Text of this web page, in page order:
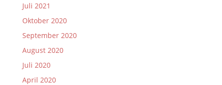
Juli 2021
Oktober 2020
September 2020
August 2020
Juli 2020
April 2020